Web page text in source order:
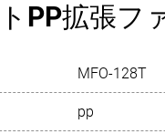
PP拡張フ
MFO-128T
pp